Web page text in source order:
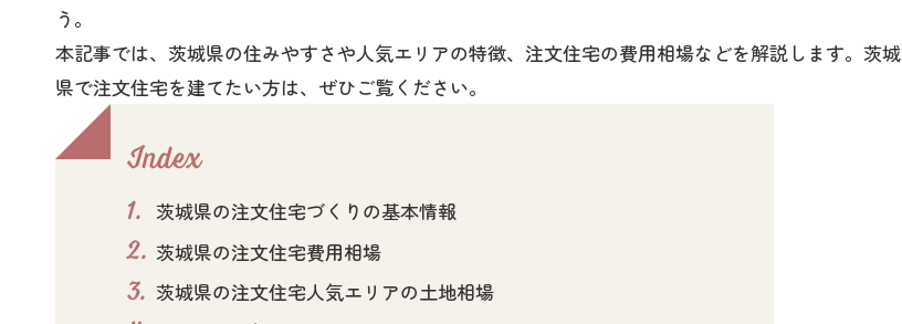
う。
本記事では、茨城県の住みやすさや人気エリアの特徴、注文住宅の費用相場などを解説します。茨城
県で注文住宅を建てたい方は、ぜひご覧ください。
Index
1. 茨城県の注文住宅づくりの基本情報
2. 茨城県の注文住宅費用相場
3. 茨城県の注文住宅人気エリアの土地相場